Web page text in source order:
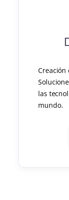
Creación
las
mundo.